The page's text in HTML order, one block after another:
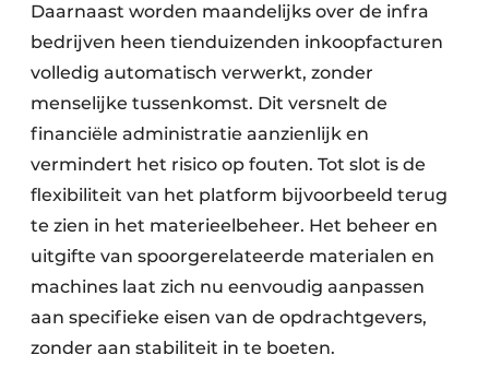
Daarnaast worden maandelijks over de infra
bedrijven heen tienduizenden inkoopfacturen
volledig automatisch verwerkt, zonder
menselijke tussenkomst. Dit versnelt de
financiële administratie aanzienlijk en
vermindert het risico op fouten. Tot slot is de
flexibiliteit van het platform bijvoorbeeld terug
te zien in het materieelbeheer. Het beheer en
uitgifte van spoorgerelateerde materialen en
machines laat zich nu eenvoudig aanpassen
aan specifieke eisen van de opdrachtgevers,
zonder aan stabiliteit in te boeten.